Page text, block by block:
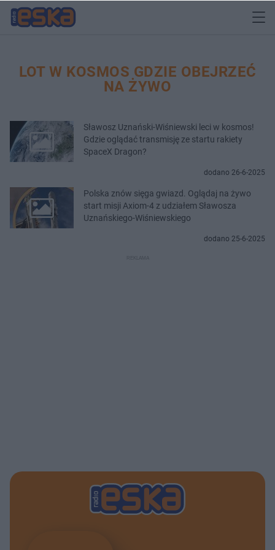
LOT W KOSMOS GDZIE OBEJRZEĆ
NA ŻYWO
Sławosz Uznański-Wiśniewski leci w kosmos!
Gdzie oglądać transmisję ze startu rakiety
SpaceX Dragon?
dodano 26-6-2025
Polska znów sięga gwiazd. Oglądaj na żywo
start misji Axiom-4 z udziałem Sławosza
Uznańskiego-Wiśniewskiego
dodano 25-6-2025